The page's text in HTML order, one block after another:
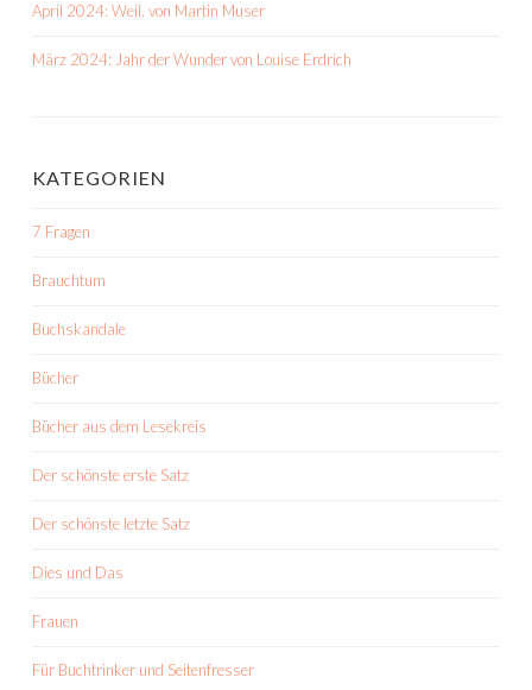
April 2024: Weil. von Martin Muser
März 2024: Jahr der Wunder von Louise Erdrich
KATEGORIEN
7 Fragen
Brauchtum
Buchskandale
Bücher
Bücher aus dem Lesekreis
Der schönste erste Satz
Der schönste letzte Satz
Dies und Das
Frauen
Für Buchtrinker und Seitenfresser